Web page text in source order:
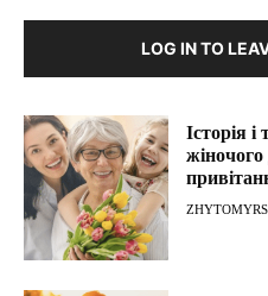
LOG IN TO
Історія